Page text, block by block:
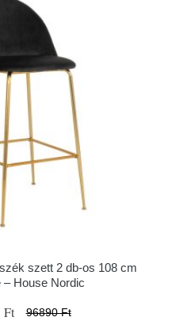
szett 2 db-os 108 cm
– House Nordic
Ft 96890 Ft